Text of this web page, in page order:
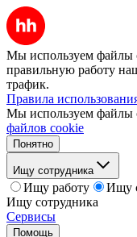
Мы используем файлы
правильную работу
трафик.
Правила
Мы используем файлы
файлов cookie
Понятно
Ищу сотрудника
Ищу работу
Ищу
Ищу сотрудника
Сервисы
Помощь